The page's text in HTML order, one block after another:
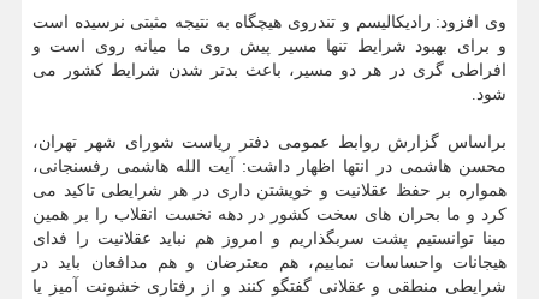
وی افزود: رادیكالیسم و تندروی هیچگاه به نتیجه مثبتی نرسیده است
و برای بهبود شرایط تنها مسیر پیش روی ما میانه روی است و
افراطی گری در هر دو مسیر، باعث بدتر شدن شرایط كشور می
شود.
براساس گزارش روابط عمومی دفتر ریاست شورای شهر تهران،
محسن هاشمی در انتها اظهار داشت: آیت الله هاشمی رفسنجانی،
همواره بر حفظ عقلانیت و خویشتن داری در هر شرایطی تاكید می
كرد و ما بحران های سخت كشور در دهه نخست انقلاب را بر همین
مبنا توانستیم پشت سربگذاریم و امروز هم نباید عقلانیت را فدای
هیجانات واحساسات نماییم، هم معترضان و هم مدافعان باید در
شرایطی منطقی و عقلانی گفتگو كنند و از رفتاری خشونت آمیز یا